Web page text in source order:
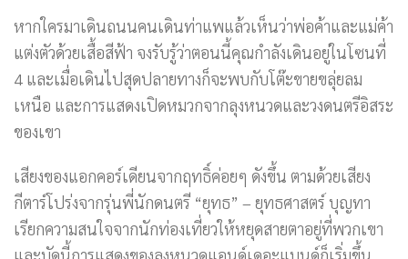
หากใครมาเดินถนนคนเดินท่าแพแล้วเห็นว่าพ่อค้าและแม่ค้า
แต่งตัวด้วยเสื้อสีฟ้า จงรับรู้ว่าตอนนี้คุณกำลังเดินอยู่ในโซนที่
4 และเมื่อเดินไปสุดปลายทางก็จะพบกับโต๊ะขายขลุ่ยลม
เหนือ และการแสดงเปิดหมวกจากลุงหนวดและวงดนตรีอิสระ
ของเขา
เสียงของแอกคอร์เดียนจากฤทธิ์ค่อยๆ ดังขึ้น ตามด้วยเสียง
กีตาร์โปร่งจากรุ่นพี่นักดนตรี “ยุทธ” – ยุทธศาสตร์ บุญทา
เรียกความสนใจจากนักท่องเที่ยวให้หยุดสายตาอยู่ที่พวกเขา
และบัดนี้การแสดงของลุงหนวดแอนด์เดอะแบนด์ก็เริ่มขึ้น